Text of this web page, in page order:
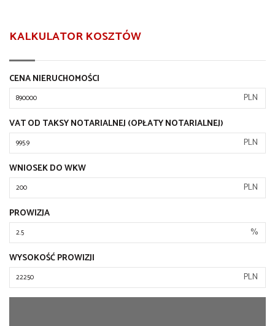
KALKULATOR KOSZTÓW
CENA NIERUCHOMOŚCI
PLN
VAT OD TAKSY NOTARIALNEJ (OPŁATY NOTARIALNEJ)
PLN
WNIOSEK DO WKW
PLN
PROWIZJA
%
WYSOKOŚĆ PROWIZJI
PLN